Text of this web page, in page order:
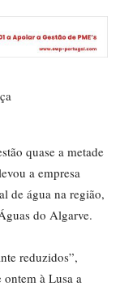
quase a metade
a empresa
de água na região,
do Algarve.
reduzidos”,
à Lusa a